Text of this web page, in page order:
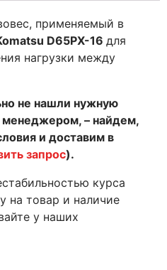
применяемый в
D65PX-16 для
нагрузки между
не нашли нужную
менеджером, – найдем,
и доставим в
запрос).
курса
на товар и наличие
у наших